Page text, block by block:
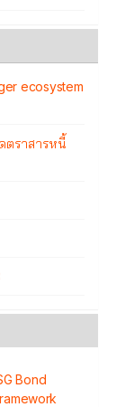
ecosystem
ตราสารหนี้
Bond